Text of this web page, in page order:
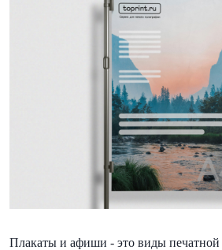
Плакаты и афиши - это виды